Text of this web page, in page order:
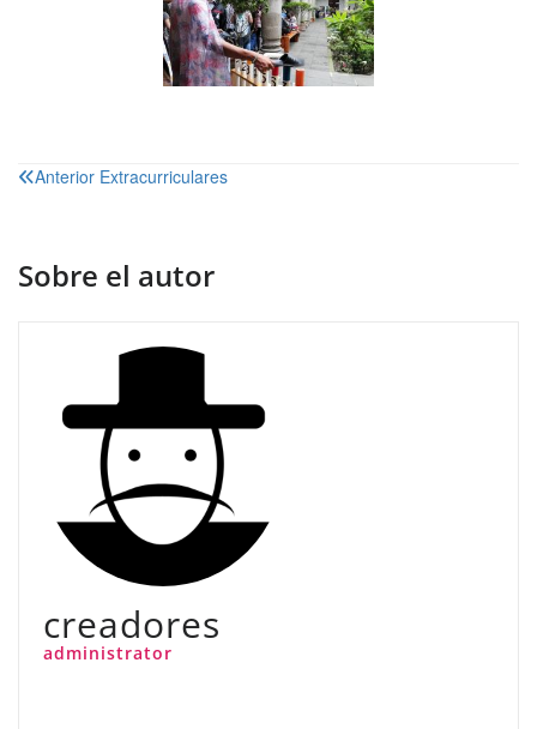
Navegación
entradas
Anterior Extracurriculares
Sobre el autor
creadores
administrator